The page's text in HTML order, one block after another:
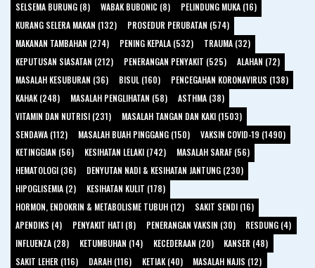
SELSEMA BURUNG (8)
WABAK BUBONIC (8)
PELINDUNG MUKA (16)
KURANG SELERA MAKAN (132)
PROSEDUR PERUBATAN (574)
MAKANAN TAMBAHAN (274)
PENING KEPALA (532)
TRAUMA (32)
KEPUTUSAN SIASATAN (212)
PENERANGAN PENYAKIT (525)
ALAHAN (72)
MASALAH KESUBURAN (36)
BISUL (160)
PENCEGAHAN KORONAVIRUS (138)
KAHAK (248)
MASALAH PENGLIHATAN (58)
ASTHMA (38)
VITAMIN DAN NUTRISI (231)
MASALAH TANGAN DAN KAKI (1503)
SENDAWA (112)
MASALAH BUAH PINGGANG (150)
VAKSIN COVID-19 (1490)
KETINGGIAN (56)
KESIHATAN LELAKI (742)
MASALAH SARAF (56)
HEMATOLOGI (36)
DENYUTAN NADI & KESIHATAN JANTUNG (230)
HIPOGLISEMIA (2)
KESIHATAN KULIT (178)
HORMON, ENDOKRIN & METABOLISME TUBUH (12)
SAKIT SENDI (16)
APENDIKS (4)
PENYAKIT HATI (8) PENERANGAN VAKSIN (30)
RESDUNG (4)
INFLUENZA (28)
KETUMBUHAN (14) KECEDERAAN (20)
KANSER (48)
SAKIT LEHER (116)
DARAH (116) KETIAK (40)
MASALAH NAJIS (12)